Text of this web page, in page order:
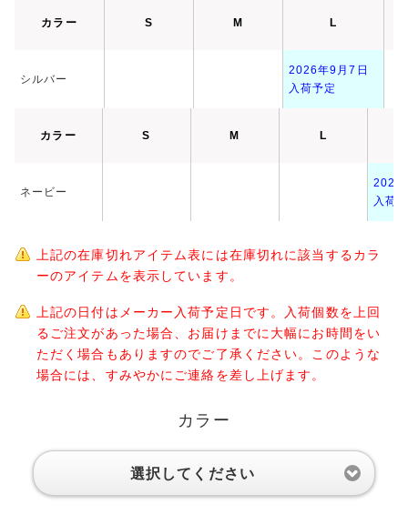
カラー S M L
シルバー
2026年9月7日
入荷予定
カラー S M L
ネービー
2026
入荷
上記の在庫切れアイテム表には在庫切れに該当するカラ
ーのアイテムを表示しています。
上記の日付はメーカー入荷予定日です。入荷個数を上回
るご注文があった場合、お届けまでに大幅にお時間をい
ただく場合もありますのでご了承ください。このような
場合には、すみやかにご連絡を差し上げます。
カラー
選択してください